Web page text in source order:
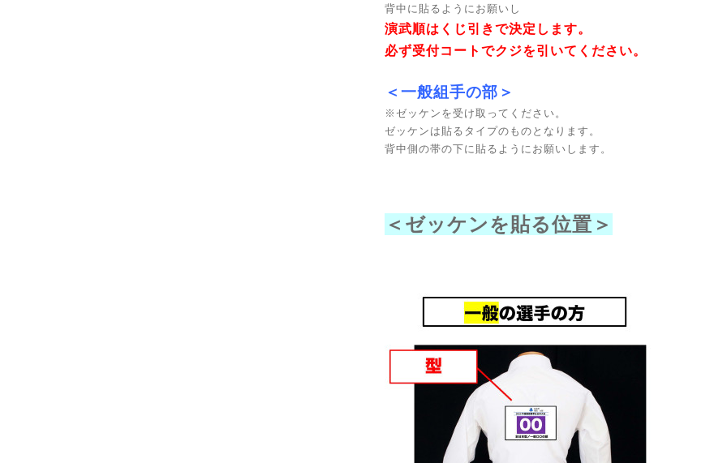
背中に貼るようにお願いし
演武順はくじ引きで決定します。
必ず受付コートでクジを引いてください。
＜一般組手の部＞
※ゼッケンを受け取ってください。
ゼッケンは貼るタイプのものとなります。
背中側の帯の下に貼るようにお願いします。
＜ゼッケンを貼る位置＞